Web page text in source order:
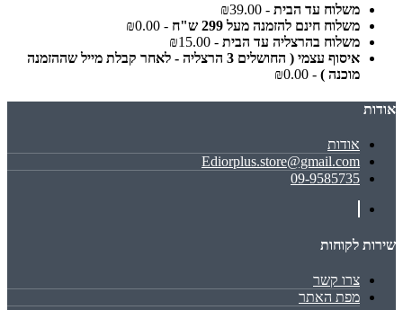
משלוח עד הבית - ₪39.00
משלוח חינם להזמנה מעל 299 ש"ח
- ₪0.00
משלוח בהרצליה עד הבית - ₪15.00
איסוף עצמי ( החושלים 3 הרצליה - לאחר קבלת מייל שההזמנה
מוכנה ) - ₪0.00
אודות
אודות
Ediorplus.store@gmail.com
09-9585735
שירות לקוחות
צרו קשר
מפת האתר